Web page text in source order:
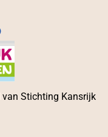
Stichting Kansrijk